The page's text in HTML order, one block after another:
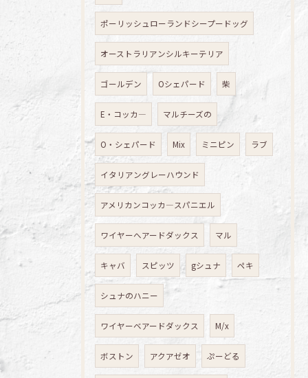
ポーリッシュローランドシープードッグ
オーストラリアンシルキーテリア
ゴールデン Oシェパード 柴
E・コッカ― マルチーズの
O・シェパード Mix ミニピン ラブ
イタリアングレーハウンド
アメリカンコッカ―スパニエル
ワイヤーへアードダックス マル
キャバ スピッツ gシュナ ペキ
シュナのハニー
ワイヤーベアードダックス M/x
ボストン アクアゼオ ぷーどる